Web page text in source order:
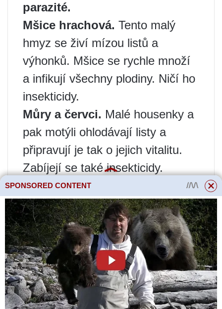
parazité.
Mšice hrachová. Tento malý
hmyz se živí mízou listů a
výhonků. Mšice se rychle množí
a infikují všechny plodiny. Ničí ho
insekticidy.
Můry a červci. Malé housenky a
pak motýli ohlodávají listy a
připravují je tak o jejich vitalitu.
Zabíjejí se také insekticidy.
„Phobos“ se velmi dobře osvědčil.
Šneci a slimáci.Pokud je léto
vlhké, nebudete muset na
slimáky a slimáky dlouho čekat.
Požírají listy a také za sebou
zanechávají nepříjemné kluzké
zbytky, které ucpávají póry
SPONSORED CONTENT